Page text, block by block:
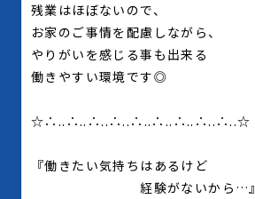
残業はほぼないので、
お家のご事情を配慮しながら、
やりがいを感じる事も出来る
働きやすい環境です◎
☆∴..∴..∴..∴..∴..∴..∴..∴..∴..☆
『働きたい気持ちはあるけど
経験がないから…』